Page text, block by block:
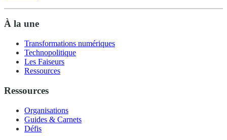
À la une
Transformations numériques
Technopolitique
Les Faiseurs
Ressources
Ressources
Organisations
Guides & Carnets
Défis